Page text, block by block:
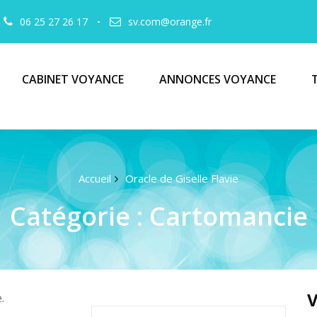
06 25 27 26 17 sv.com@orange.fr
CABINET VOYANCE ANNONCES VOYANCE
Accueil Oracle de Giselle Flavie
Catégorie : Cartomancie